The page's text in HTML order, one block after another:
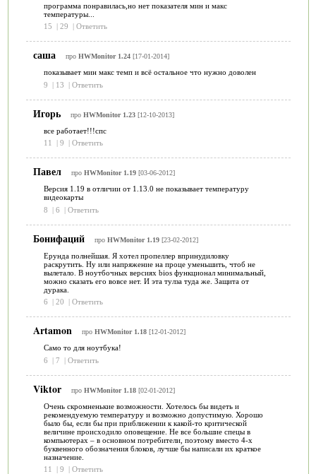
программа понравилась,но нет показателя мин и макс
температуры...
15
| 29 | Ответить
саша про HWMonitor 1.24[17-01-2014]
показывает мин макс темп и всё остальное что нужно доволен
9
| 13 | Ответить
Игорь про HWMonitor 1.23[12-10-2013]
все работает!!!спс
11
| 9 | Ответить
Павел про HWMonitor 1.19[03-06-2012]
Версия 1.19 в отличии от 1.13.0 не показывает температуру
видеокарты
8
| 6 | Ответить
Бонифаций про HWMonitor 1.19[23-02-2012]
Ерунда полнейшая. Я хотел пропеллер впринудиловку
раскрутить. Ну или напряжение на проце уменьшить, чтоб не
вылетало. В ноутбочных версиях bios функционал минимальный,
можно сказать его вовсе нет. И эта тулза туда же. Защита от
дурака.
6
| 20 | Ответить
Artamon про HWMonitor 1.18[12-01-2012]
Само то для ноутбука!
6
| 7 | Ответить
Viktor про HWMonitor 1.18[02-01-2012]
Очень скромненькие возможности. Хотелось бы видеть и
рекомендуемую температуру и возможно допустимую. Хорошо
было бы, если бы при приближении к какой-то критической
величине происходило оповещение. Не все большие спецы в
компьютерах – в основном потребители, поэтому вместо 4-х
буквенного обозначения блоков, лучше бы написали их краткое
назначение.
11
| 9 | Ответить